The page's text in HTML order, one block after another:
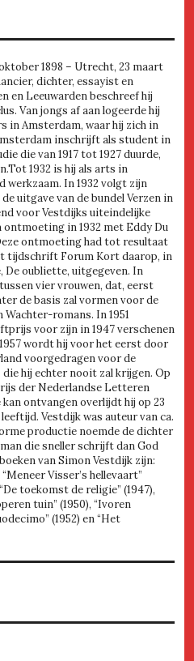
1898 – Utrecht, 23 maart
dichter, essayist en
en Leeuwarden beschreef hij
Van jongs af aan logeerde hij
in Amsterdam, waar hij zich in
inschrijft als student in
die van 1917 tot 1927 duurde,
1932 is hij als arts in
werkzaam. In 1932 volgt zijn
uitgave van de bundel Verzen in
voor Vestdijks uiteindelijke
in 1932 met Eddy Du
ontmoeting had tot resultaat
tijdschrift Forum Kort daarop, in
De oubliette, uitgegeven. In
vier vrouwen, dat, eerst
de basis zal vormen voor de
romans. In 1951
voor zijn in 1947 verschenen
wordt hij voor het eerst door
voorgedragen voor de
hij echter nooit zal krijgen. Op
der Nederlandse Letteren
ontvangen overlijdt hij op 23
Vestdijk was auteur van ca.
productie noemde de dichter
die sneller schrijft dan God
van Simon Vestdijk zijn:
Visser’s hellevaart”
toekomst de religie” (1947),
tuin” (1950), “Ivoren
(1952) en “Het